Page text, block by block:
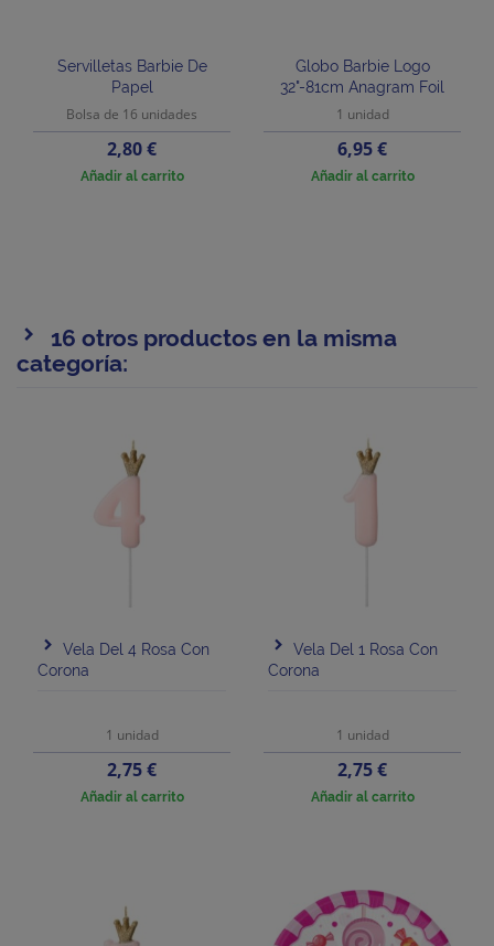
Servilletas Barbie De
Papel
Bolsa de 16 unidades
Precio
2,80 €
Añadir al carrito
Globo Barbie Logo
32"-81cm Anagram Foil
1 unidad
Precio
6,95 €
Añadir al carrito
16 otros productos en la misma
categoría:
Vela Del 4 Rosa Con
Corona
1 unidad
Precio
2,75 €
Añadir al carrito
Vela Del 1 Rosa Con
Corona
1 unidad
Precio
2,75 €
Añadir al carrito